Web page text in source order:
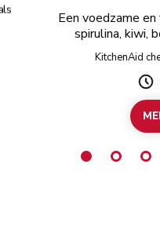
Een voedzame
spirulina, kiwi,
KitchenAid